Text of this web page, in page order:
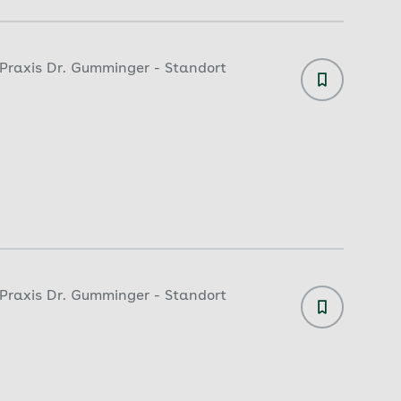
Dr. Gumminger - Standort
Dr. Gumminger - Standort